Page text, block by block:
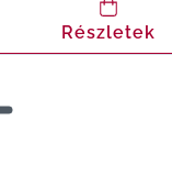
Részletek